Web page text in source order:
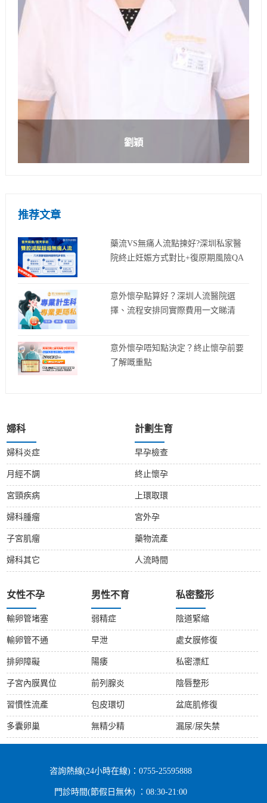
劉穎
推荐文章
藥流VS無痛人流點揀好?深圳私家醫
院終止妊娠方式對比+復原期風險QA
意外懷孕點算好？深圳人流醫院選
擇、流程安排同實際費用一文睇清
意外懷孕唔知點決定？終止懷孕前要
了解嘅重點
婦科
婦科炎症
月經不調
宮頸疾病
婦科腫瘤
子宮肌瘤
婦科其它
計劃生育
早孕檢查
終止懷孕
上環取環
宮外孕
藥物流產
人流時間
女性不孕
輸卵管堵塞
輸卵管不通
排卵障礙
子宮內膜異位
習慣性流產
多囊卵巢
男性不育
弱精症
早泄
陽痿
前列腺炎
包皮環切
無精少精
私密整形
陰道緊縮
處女膜修復
私密漂紅
陰唇整形
盆底肌修復
漏尿/尿失禁
咨詢熱線(24小時在線)：0755-25595888
門診時間(節假日無休) ：08:30-21:00